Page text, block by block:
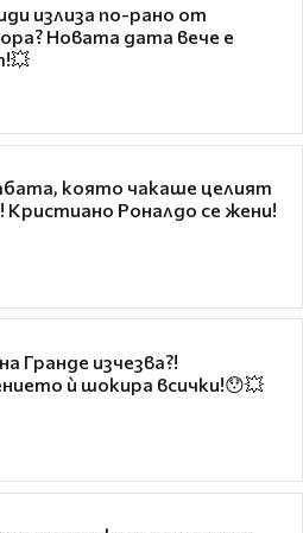
излиза по-рано от
Новата дата вече е
която чакаше целият
Кристиано Роналдо се жени!
Гранде изчезва?!
ѝ шокира всички!😯💥